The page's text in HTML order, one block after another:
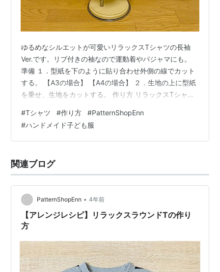
ゆるめなシルエットが可愛いリラックスTシャツの長袖
Ver.です。リブ付きの袖なので運動着やパジャマにも。
準備 １．型紙を下のように貼り合わせ外側の線でカット
する。 【A3の場合】 【A4の場合】 ２．生地の上に型紙
を乗せ、生地をカットする。 作り方 リラックスTシャツ
Tシャツの作り方はこちら 脇を縫う前に袖を付け、その
後、脇、袖リブの順に縫います。 袖を付ける １．袖と見
ごろの袖ぐりの合印を合わせる ２．袖と見ごろを縫い合
３．袖リブを輪にして縫う ４．（3）の縫い代を互い違
いに倒し、縫い…
#Tシャツ #作り方 #PatternShopEnn
#ハンドメイド子ども服
関連ブログ
PatternShopEnn • 4年前
【アレンジレシピ】リラックスラウンドTの作り
方